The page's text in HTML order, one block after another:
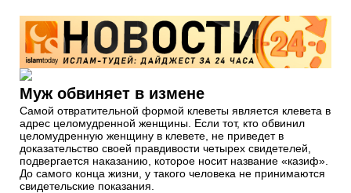
Муж обвиняет в измене
Самой отвратительной формой клеветы является клевета в
адрес целомудренной женщины. Если тот, кто обвинил
целомудренную женщину в клевете, не приведет в
доказательство своей правдивости четырех свидетелей,
подвергается наказанию, которое носит название «казиф».
До самого конца жизни, у такого человека не принимаются
свидетельские показания.